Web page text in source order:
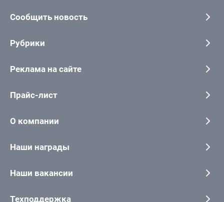
Сообщить новость
Рубрики
Реклама на сайте
Прайс-лист
О компании
Наши награды
Наши вакансии
Техподдержка